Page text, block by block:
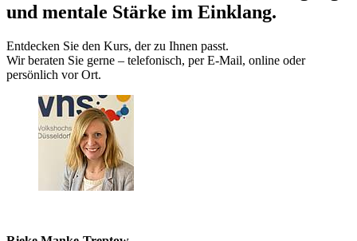
und mentale Stärke im Einklang.
Entdecken Sie den Kurs, der zu Ihnen passt.
Wir beraten Sie gerne – telefonisch, per E‑Mail, online oder
persönlich vor Ort.